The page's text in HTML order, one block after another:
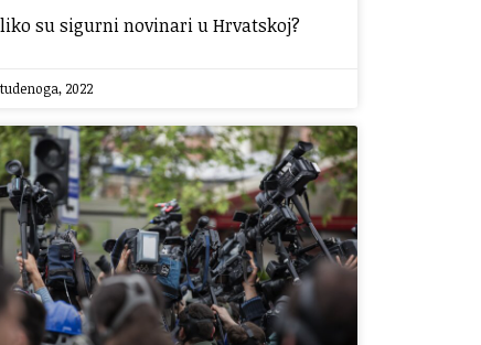
su sigurni novinari u Hrvatskoj?
2022